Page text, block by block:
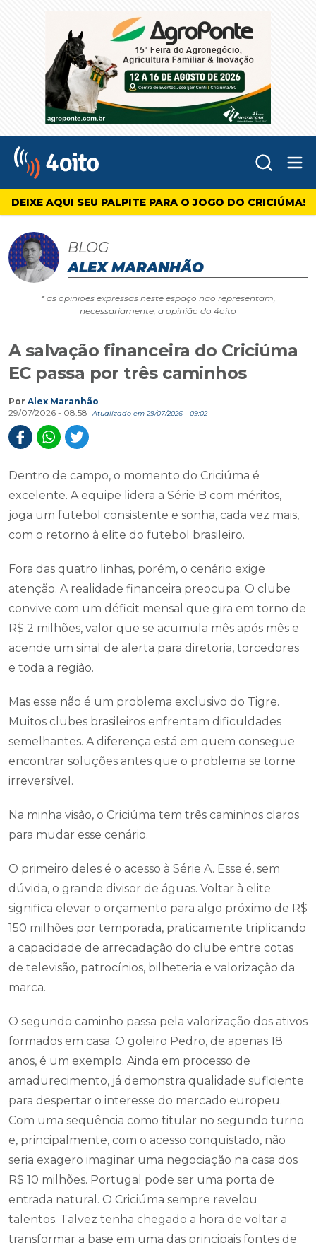
4oito
DEIXE AQUI SEU PALPITE PARA O JOGO DO CRICIÚMA!
BLOG
ALEX MARANHÃO
* as opiniões expressas neste espaço não representam,
necessariamente, a opinião do 4oito
A salvação financeira do Criciúma
EC passa por três caminhos
Por Alex Maranhão
29/07/2026 - 08:58
Atualizado em 29/07/2026 - 09:02
Dentro de campo, o momento do Criciúma é
excelente. A equipe lidera a Série B com méritos,
joga um futebol consistente e sonha, cada vez mais,
com o retorno à elite do futebol brasileiro.
Fora das quatro linhas, porém, o cenário exige
atenção. A realidade financeira preocupa. O clube
convive com um déficit mensal que gira em torno de
R$ 2 milhões, valor que se acumula mês após mês e
acende um sinal de alerta para diretoria, torcedores
e toda a região.
Mas esse não é um problema exclusivo do Tigre.
Muitos clubes brasileiros enfrentam dificuldades
semelhantes. A diferença está em quem consegue
encontrar soluções antes que o problema se torne
irreversível.
Na minha visão, o Criciúma tem três caminhos claros
para mudar esse cenário.
O primeiro deles é o acesso à Série A. Esse é, sem
dúvida, o grande divisor de águas. Voltar à elite
significa elevar o orçamento para algo próximo de R$
150 milhões por temporada, praticamente triplicando
a capacidade de arrecadação do clube entre cotas
de televisão, patrocínios, bilheteria e valorização da
marca.
O segundo caminho passa pela valorização dos ativos
formados em casa. O goleiro Pedro, de apenas 18
anos, é um exemplo. Ainda em processo de
amadurecimento, já demonstra qualidade suficiente
para despertar o interesse do mercado europeu.
Com uma sequência como titular no segundo turno
e, principalmente, com o acesso conquistado, não
seria exagero imaginar uma negociação na casa dos
R$ 10 milhões. Portugal pode ser uma porta de
entrada natural. O Criciúma sempre revelou
talentos. Talvez tenha chegado a hora de voltar a
transformar a base em uma das principais fontes de